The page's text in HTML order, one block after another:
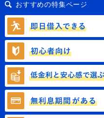
おすすめの特集ページ